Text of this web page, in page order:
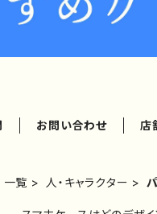
お問い合わせ 店
一覧 人・キャラクター